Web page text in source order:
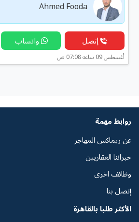
Ahmed Fooda
إتصل واتساب
أغسطس 09 ساعه 07:08 ص
روابط مهمة
عن ريماكس المهاجر
خبرائنا العقاريين
وظائف اخرى
إتصل بنا
الأكثر طلبا بالقاهرة